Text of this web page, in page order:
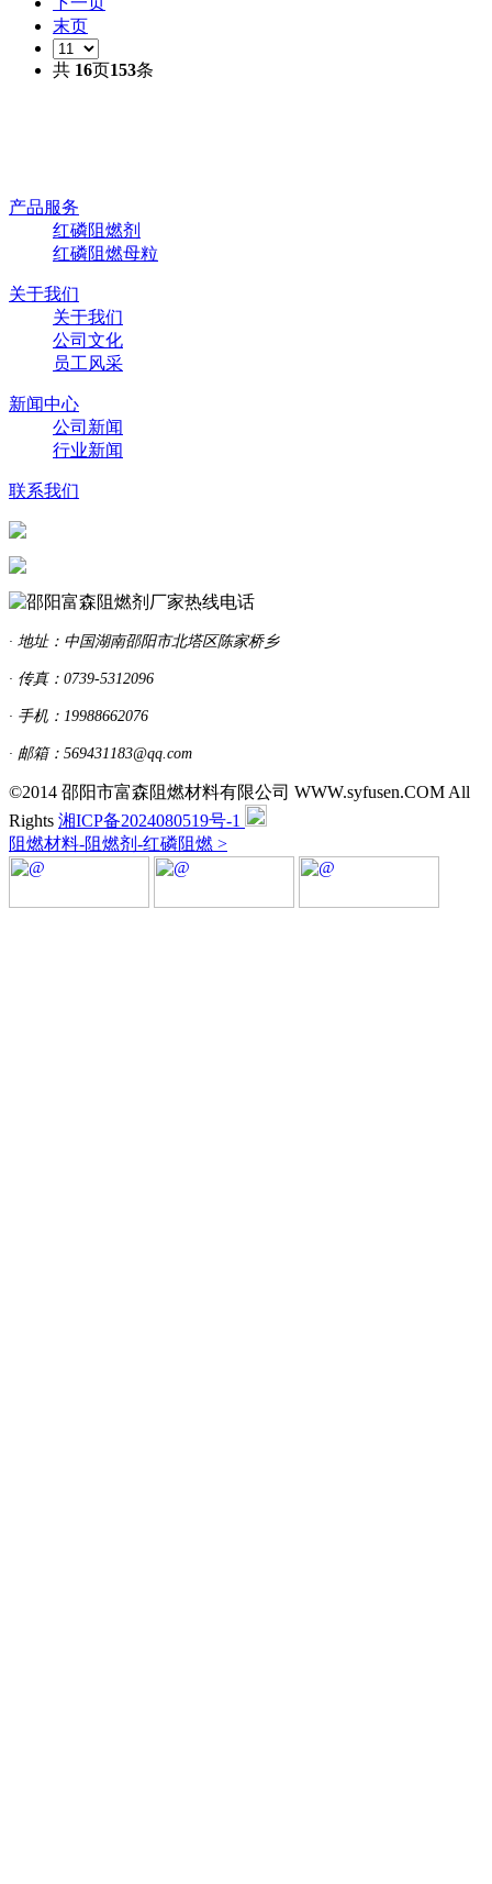
末页
共 16页153条
产品服务
红磷阻燃剂
红磷阻燃母粒
关于我们
关于我们
公司文化
员工风采
新闻中心
公司新闻
行业新闻
联系我们
· 地址：中国湖南邵阳市北塔区陈家桥乡
· 传真：0739-5312096
· 手机：19988662076
· 邮箱：569431183@qq.com
©2014 邵阳市富森阻燃材料有限公司 WWW.syfusen.COM All
Rights 湘ICP备2024080519号-1
阻燃材料-阻燃剂-红磷阻燃 >